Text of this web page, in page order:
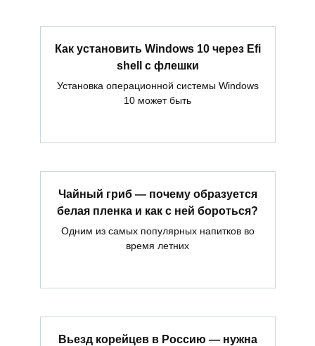
Как установить Windows 10 через Efi
shell с флешки
Установка операционной системы Windows
10 может быть
Чайный гриб — почему образуется
белая пленка и как с ней бороться?
Одним из самых популярных напитков во
время летних
Вьезд корейцев в Россию — нужна